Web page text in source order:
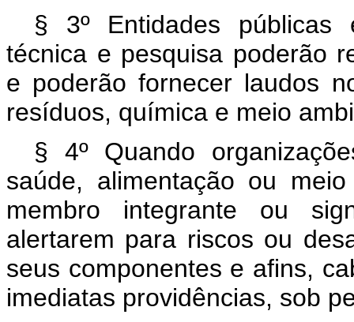
§ 3º Entidades públicas
técnica e pesquisa poderão
e poderão fornecer laudos
resíduos, química e meio
§ 4º Quando
saúde, alimentação ou
membro integrante ou
alertarem para riscos ou
seus componentes e afins,
imediatas providências, sob